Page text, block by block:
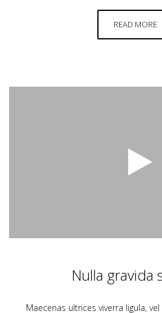
READ MORE
Nulla gravida
Maecenas ultrices viverra ligula,